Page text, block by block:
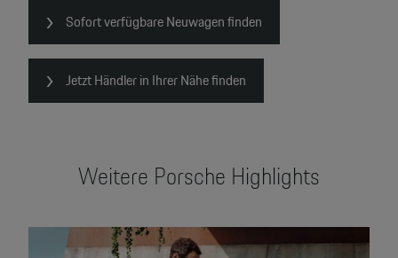
Sofort verfügbare Neuwagen finden
Jetzt Händler in Ihrer Nähe finden
Weitere Porsche Highlights